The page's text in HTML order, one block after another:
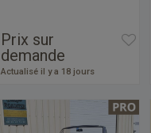
Prix sur
demande
Actualisé il y a 18 jours